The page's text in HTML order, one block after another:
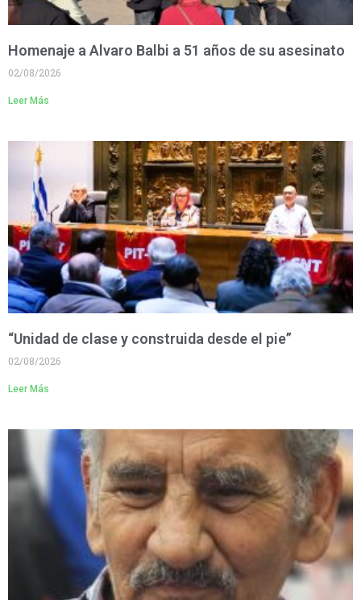
Homenaje a Alvaro Balbi a 51 años de su asesinato
02/08/2026
Leer Más
“Unidad de clase y construida desde el pie”
02/08/2026
Leer Más